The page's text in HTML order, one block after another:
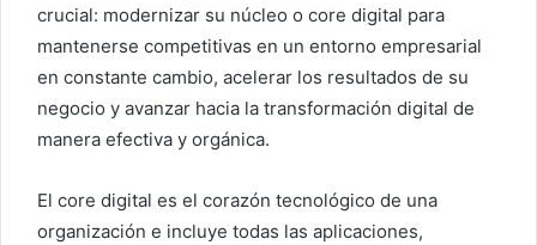
crucial: modernizar su núcleo o core digital para
mantenerse competitivas en un entorno empresarial
en constante cambio, acelerar los resultados de su
negocio y avanzar hacia la transformación digital de
manera efectiva y orgánica.
El core digital es el corazón tecnológico de una
organización e incluye todas las aplicaciones,